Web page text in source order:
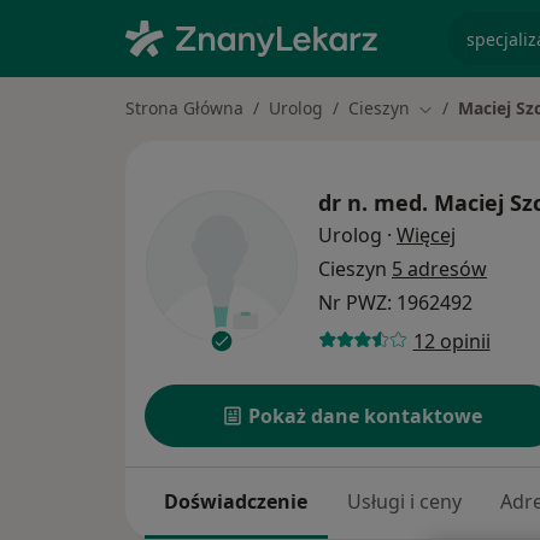
Strona Główna Urolog Cieszyn Zmień miasto
Maciej
dr n. med. Maciej
Urolog · Więcej
Cieszyn 5 adresów
Nr PWZ: 1962492
12 opinii
Pokaż dane kontaktowe
Doświadczenie Usługi i ceny